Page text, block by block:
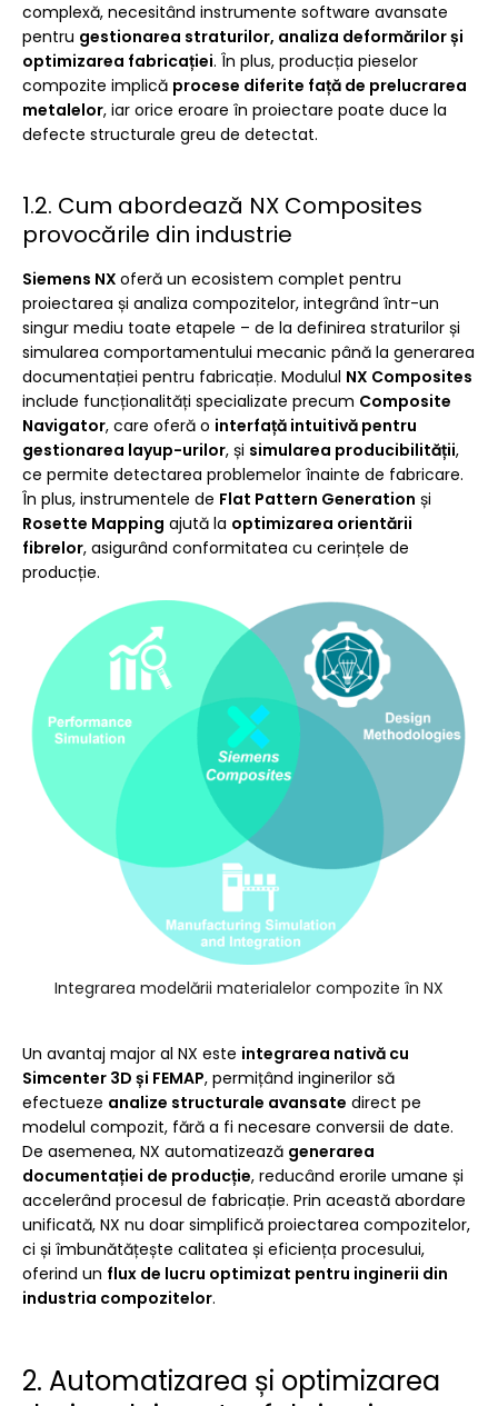
complexă, necesitând instrumente software avansate
pentru gestionarea straturilor, analiza deformărilor și
optimizarea fabricației. În plus, producția pieselor
compozite implică procese diferite față de prelucrarea
metalelor, iar orice eroare în proiectare poate duce la
defecte structurale greu de detectat.
1.2. Cum abordează NX Composites
provocările din industrie
Siemens NX oferă un ecosistem complet pentru
proiectarea și analiza compozitelor, integrând într-un
singur mediu toate etapele – de la definirea straturilor și
simularea comportamentului mecanic până la generarea
documentației pentru fabricație. Modulul NX Composites
include funcționalități specializate precum Composite
Navigator, care oferă o interfață intuitivă pentru
gestionarea layup-urilor, și simularea producibilității,
ce permite detectarea problemelor înainte de fabricare.
În plus, instrumentele de Flat Pattern Generation și
Rosette Mapping ajută la optimizarea orientării
fibrelor, asigurând conformitatea cu cerințele de
producție.
Integrarea modelării materialelor compozite în NX
Un avantaj major al NX este integrarea nativă cu
Simcenter 3D și FEMAP, permițând inginerilor să
efectueze analize structurale avansate direct pe
modelul compozit, fără a fi necesare conversii de date.
De asemenea, NX automatizează generarea
documentației de producție, reducând erorile umane și
accelerând procesul de fabricație. Prin această abordare
unificată, NX nu doar simplifică proiectarea compozitelor,
ci și îmbunătățește calitatea și eficiența procesului,
oferind un flux de lucru optimizat pentru inginerii din
industria compozitelor.
2. Automatizarea și optimizarea